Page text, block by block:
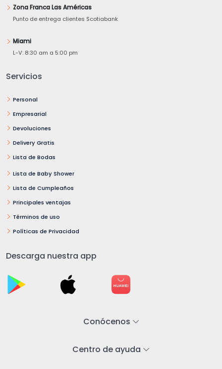
Zona Franca Las Américas
Punto de entrega clientes Scotiabank
Miami
L-V: 8:30 am a 5:00 pm
Servicios
Personal
Empresarial
Devoluciones
Delivery Gratis
Lista de Bodas
Lista de Baby Shower
Lista de Cumpleaños
Principales ventajas
Términos de uso
Políticas de Privacidad
Descarga nuestra app
Conócenos
Centro de ayuda